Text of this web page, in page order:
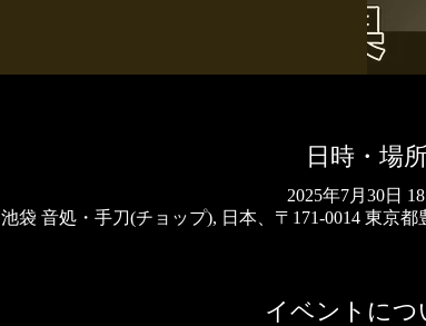
日時・場
2025年7月30日
池袋 音処・手刀(チョップ), 日本、〒171-0014 東京
イベントにつ